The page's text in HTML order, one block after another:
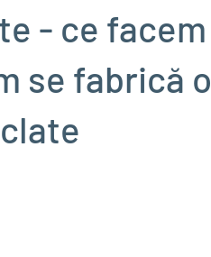
- ce facem
se fabrică o